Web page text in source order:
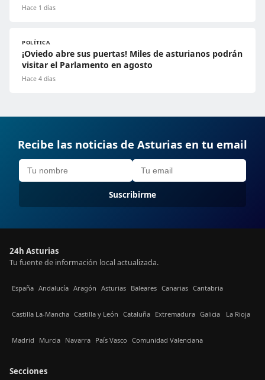
Hace 1 días
POLÍTICA
¡Oviedo abre sus puertas! Miles de asturianos podrán
visitar el Parlamento en agosto
Hace 4 días
Recibe las noticias de Asturias en tu email
Suscribirme
24h Asturias
Tu fuente de información local actualizada.
España Andalucía Aragón Asturias Baleares Canarias Cantabria
Castilla La-Mancha Castilla y León Cataluña Extremadura Galicia La Rioja
Madrid Murcia Navarra País Vasco Comunidad Valenciana
Secciones